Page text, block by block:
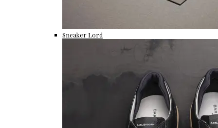
Sneaker Lord